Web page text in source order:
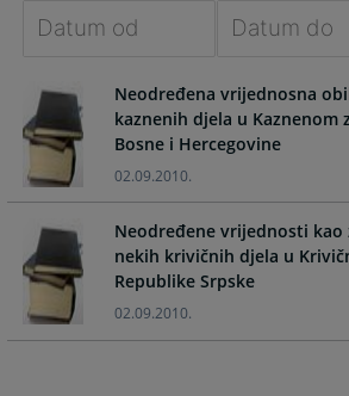
forward
to
interact
with
the
calendar
and
select
date.
forward
to
interact
the
calendar
and
select
Neodređena vrijednosna
kaznenih djela u Kaznenom
Bosne i Hercegovine
02.09.2010.
Neodređene vrijednosti kao
nekih krivičnih djela u
Republike Srpske
02.09.2010.